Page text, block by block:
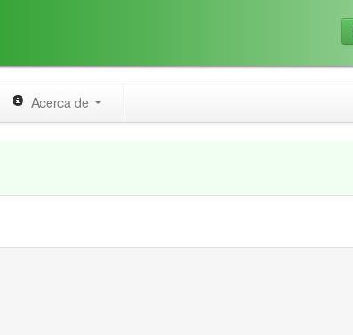
Acerca de